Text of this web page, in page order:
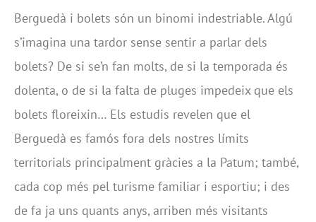
Berguedà i bolets són un binomi indestriable. Algú
s’imagina una tardor sense sentir a parlar dels
bolets? De si se’n fan molts, de si la temporada és
dolenta, o de si la falta de pluges impedeix que els
bolets floreixin… Els estudis revelen que el
Berguedà es famós fora dels nostres límits
territorials principalment gràcies a la Patum; també,
cada cop més pel turisme familiar i esportiu; i des
de fa ja uns quants anys, arriben més visitants